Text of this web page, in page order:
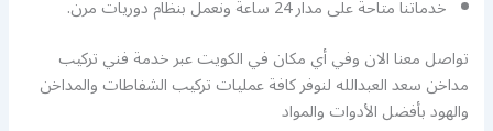
خدماتنا متاحة على مدار 24 ساعة ونعمل بنظام دوريات مرن.
تواصل معنا الان وفي أي مكان في الكويت عبر خدمة فني تركيب
مداخن سعد العبدالله لنوفر كافة عمليات تركيب الشفاطات والمداخن
والهود بأفضل الأدوات والمواد